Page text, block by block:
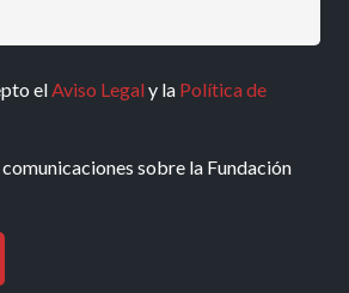
elAviso Legaly la Política de
sobre la Fundación